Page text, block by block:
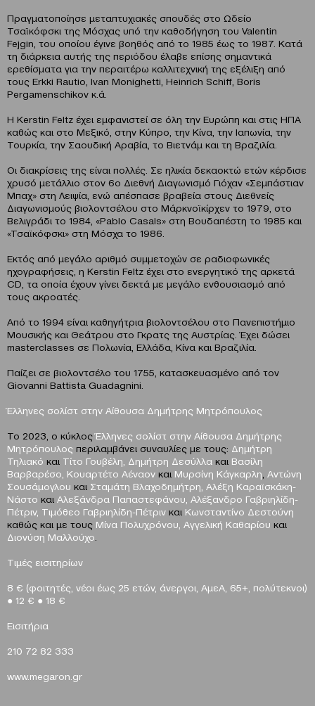
Πραγματοποίησε μεταπτυχιακές σπουδές στο Ωδείο
Τσαϊκόφσκι της Μόσχας υπό την καθοδήγηση του Valentin
Fejgin, του οποίου έγινε βοηθός από το 1985 έως το 1987. Κατά
τη διάρκεια αυτής της περιόδου έλαβε επίσης σημαντικά
ερεθίσματα για την περαιτέρω καλλιτεχνική της εξέλιξη από
τους Erkki Rautio, Ivan Monighetti, Heinrich Schiff, Boris
Pergamenschikov κ.ά.
Η Kerstin Feltz έχει εμφανιστεί σε όλη την Ευρώπη και στις ΗΠΑ
καθώς και στο Μεξικό, στην Κύπρο, την Κίνα, την Ιαπωνία, την
Τουρκία, την Σαουδική Αραβία, το Βιετνάμ και τη Βραζιλία.
Οι διακρίσεις της είναι πολλές. Σε ηλικία δεκαοκτώ ετών κέρδισε
χρυσό μετάλλιο στον 6ο Διεθνή Διαγωνισμό Γιόχαν «Σεμπάστιαν
Μπαχ» στη Λειψία, ενώ απέσπασε βραβεία στους Διεθνείς
Διαγωνισμούς βιολοντσέλου στο Μάρκνοϊκίρχεν το 1979, στο
Βελιγράδι το 1984, «Pablo Casals» στη Βουδαπέστη το 1985 και
«Τσαϊκόφσκι» στη Μόσχα το 1986.
Εκτός από μεγάλο αριθμό συμμετοχών σε ραδιοφωνικές
ηχογραφήσεις, η Kerstin Feltz έχει στο ενεργητικό της αρκετά
CD, τα οποία έχουν γίνει δεκτά με μεγάλο ενθουσιασμό από
τους ακροατές.
Από το 1994 είναι καθηγήτρια βιολοντσέλου στο Πανεπιστήμιο
Μουσικής και Θεάτρου στο Γκρατς της Αυστρίας. Έχει δώσει
masterclasses σε Πολωνία, Ελλάδα, Κίνα και Βραζιλία.
Παίζει σε βιολοντσέλο του 1755, κατασκευασμένο από τον
Giovanni Battista Guadagnini.
Έλληνες σολίστ στην Αίθουσα Δημήτρης Μητρόπουλος
Το 2023, ο κύκλοςΈλληνες σολίστ στην Αίθουσα Δημήτρης
Μητρόπουλος περιλαμβάνει συναυλίες με τους: Δημήτρη
Τηλιακό και Τίτο Γουβέλη, Δημήτρη Δεσύλλα και Βασίλη
Βαρβαρέσο, Κουαρτέτο Αέναον και Μυρσίνη Κάγκαρλη Αντώνη
Σουσάμογλου και Σταμάτη Βλαχοδημήτρη, Αλέξη Καραϊσκάκη-
Νάστο και Αλεξάνδρα Παπαστεφάνου, Αλέξανδρο Γαβριηλίδη-
Πέτριν, Τιμόθεο Γαβριηλίδη-Πέτριν και Κωνσταντίνο Δεστούνη
καθώς και με τους Μίνα Πολυχρόνου, Αγγελική Καθαρίου και
Διονύση Μαλλούχο
Τιμές εισιτηρίων
8 € (φοιτητές, νέοι έως 25 ετών, άνεργοι, ΑμεΑ, 65+, πολύτεκνοι)
● 12 € ● 18 €
Eισιτήρια
210 72 82 333
www.megaron gr